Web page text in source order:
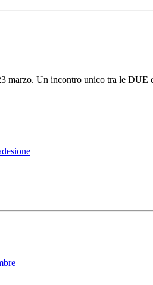
marzo. Un incontro unico tra le